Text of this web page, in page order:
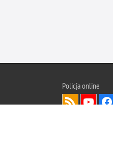
Policjaonline